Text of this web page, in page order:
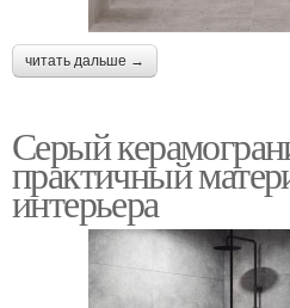
читать дальше →
Серый
практичный
интерьера